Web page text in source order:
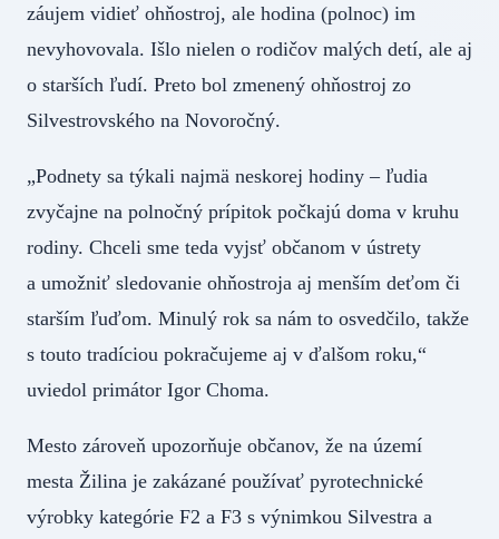
záujem vidieť ohňostroj, ale hodina (polnoc) im
nevyhovovala. Išlo nielen o rodičov malých detí, ale aj
o starších ľudí. Preto bol zmenený ohňostroj zo
Silvestrovského na Novoročný.
„Podnety sa týkali najmä neskorej hodiny – ľudia
zvyčajne na polnočný prípitok počkajú doma v kruhu
rodiny. Chceli sme teda vyjsť občanom v ústrety
a umožniť sledovanie ohňostroja aj menším deťom či
starším ľuďom. Minulý rok sa nám to osvedčilo, takže
s touto tradíciou pokračujeme aj v ďalšom roku,“
uviedol primátor Igor Choma.
Mesto zároveň upozorňuje občanov, že na území
mesta Žilina je zakázané používať pyrotechnické
výrobky kategórie F2 a F3 s výnimkou Silvestra a